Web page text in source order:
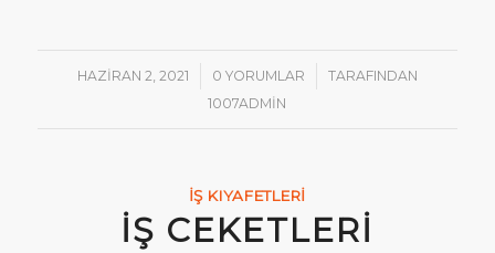
HAZIRAN 2, 2021
/ 0 YORUMLAR
/
TARAFINDAN
1007ADMIN
İŞ KIYAFETLERI
İŞ CEKETLERI